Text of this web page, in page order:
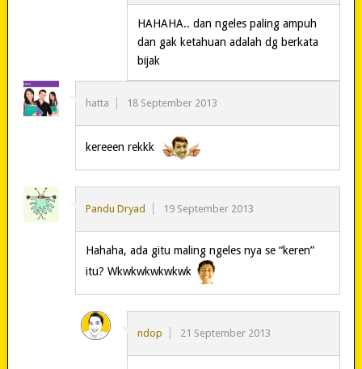
HAHAHA.. dan ngeles paling ampuh
dan gak ketahuan adalah dg berkata
bijak
hatta 18 September 2013
kereeen rekkk
Pandu Dryad 19 September 2013
Hahaha, ada gitu maling ngeles nya se “keren”
itu? Wkwkwkwkwkwk
ndop 21 September 2013